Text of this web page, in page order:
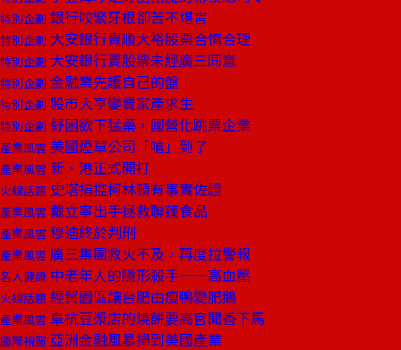
特別企劃 銀行咬緊牙根卻苦不堪言
特別企劃 大安銀行賣順大裕股票合情合理
特別企劃 大安銀行賣股票未經廣三同意
特別企劃 金融業先護自己的盤
特別企劃 股市大亨變賣家產求生
特別企劃 紓困欲下猛藥，國營化跳票企業
產業風雲 美國煙草公司「嗆」到了
產業風雲 新、港正式開打
火線話題 史塔指控柯林頓有事實佐證
產業風雲 戴立寧出手拯救聯蓬食品
產業風雲 穆迪終於判刑
產業風雲 廣三集團救火不及，再度拉警報
名人健康 中老年人的隱形殺手——高血壓
火線話題 經貿園區讓台肥由瘦鴨變肥鵝
產業風雲 阜杭豆漿店的燒餅要高官聞香下馬
國際視窗 亞洲金融風暴掃到美國產業